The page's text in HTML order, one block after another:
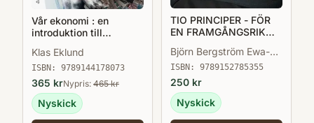
Vår ekonomi : en
introduktion till
Klas Eklund
ISBN: 9789144178073
365 krNypris: 465kr
Nyskick
TIO PRINCIPER - FÖR
EN FRAMGÅNGSRIK
Björn Bergström Ewa-
Lotta Löwstedt Lundell
ISBN: 9789152785355
250 kr
Nyskick